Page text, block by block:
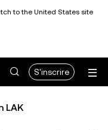
to the United States site
S'inscrire
LAK